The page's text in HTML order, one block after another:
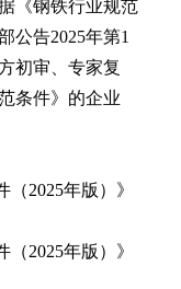
《钢铁行业规范
公告2025年第1
初审、专家复
条件》的企业
2025年版）》
2025年版）》